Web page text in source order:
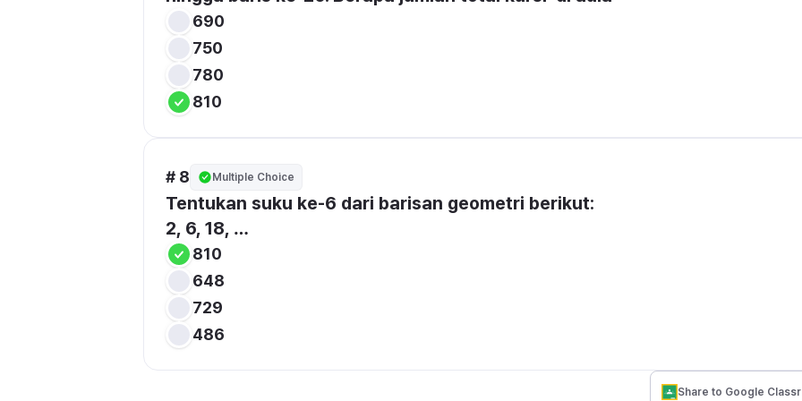
690
750
780
810
# 8 Multiple Choice
Tentukan suku ke-6 dari barisan geometri berikut:
2, 6, 18, …
810
648
729
486
Share to Google